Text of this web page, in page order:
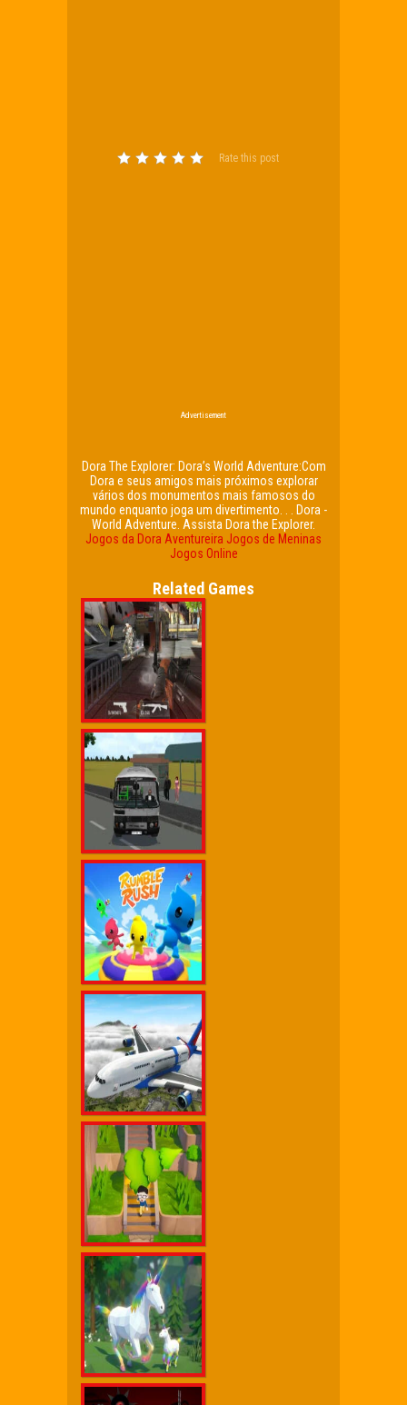
Rate this post
Advertisement
Dora The Explorer: Dora’s World Adventure:Com
Dora e seus amigos mais próximos explorar
vários dos monumentos mais famosos do
mundo enquanto joga um divertimento. . . Dora -
World Adventure. Assista Dora the Explorer.
Jogos da Dora Aventureira Jogos de Meninas
Jogos Online
Related Games